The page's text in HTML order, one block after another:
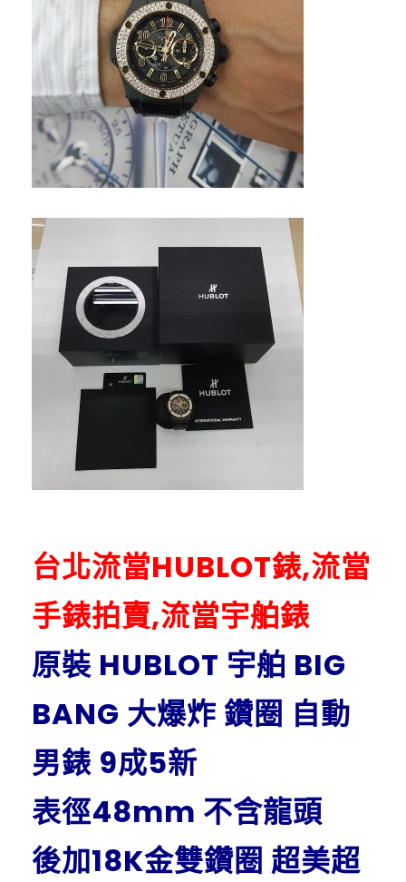
台北流當HUBLOT錶,流當
手錶拍賣,流當宇舶錶
原裝 HUBLOT 宇舶 BIG
BANG 大爆炸 鑽圈 自動
男錶 9成5新
表徑48mm 不含龍頭
後加18K金雙鑽圈 超美超